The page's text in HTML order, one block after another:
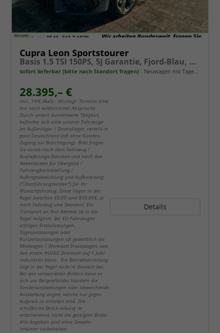
Cupra Leon Sportstourer
Basis 1.5 TSI 150PS, 5J Garantie, Fjord-Blau, ANHÄNGERKUPPLUNG, EDGE-PAKET (KEYLESS, ALARM, RÜCKFAHRKAMERA), SCHALENSITZE / FAHRERSITZ ELEKTRISCH, SITZHEIZUNG, 18" ALU, ELEKTR. HECKKLAPPE, 3Z-Climatronic, ACC, Full Link, Parksensoren v/h, Privacy-Glas
sofort lieferbar (bitte nach Standort fragen) Neuwagen mit Tageszulassung
28.395,– €
incl. 19% MwSt.. Wichtig!: Termine bitte
nur nach telefonischer Absprache.
Durch unsere bundesweite Tätigkeit,
befinden sich viele unserer Fahrzeuge
im Außenlager / Zentrallager, verteilt in
ganz Deutschland (oft ohne Kunden-
Zugang zur Besichtigung). Bitte fragen
Sie vorab nach dem Fahrzeug /
Auslieferungs-Standort und nach den
Nebenkosten für Übergabe /
Fahrzeugbereitstellung /
Auftragsabwicklung und Aufbereitung
("Überführungskosten") für Ihr
Wunschfahrzeug. Diese liegen in der
Regel zwischen 60,00 und 890,00€, je
nach Fahrzeug und Standort. Ein
Transport an Ihre Adresse ist in der
Regel möglich. Bei EU-Fahrzeugen
erfolgen Erstzulassungen,
Tageszulassungen oder
Kurzzeitzulassungen oft gewerblich als
Mietwagen / Werkstatt Ersatzwagen, was
den ersten HU/AU Zeitraum auf 1 Jahr
reduzieren kann. Die Betriebsanleitung
liegt in der Regel nicht in Deutsch bei.
Bei den verwendeten Bildern kann es
sich um Beispielbilder handeln die
Sonderausstattungen oder abweichende
Ausstattung zeigen, welche nur gegen
Aufpreis zu erhalten sind. Die
schriftliche Beschreibung ist
entscheidend, nicht die gezeigten Bilder.
Alle Angaben sind ohne Gewähr.
Irrtümer vorbehalten.
Details